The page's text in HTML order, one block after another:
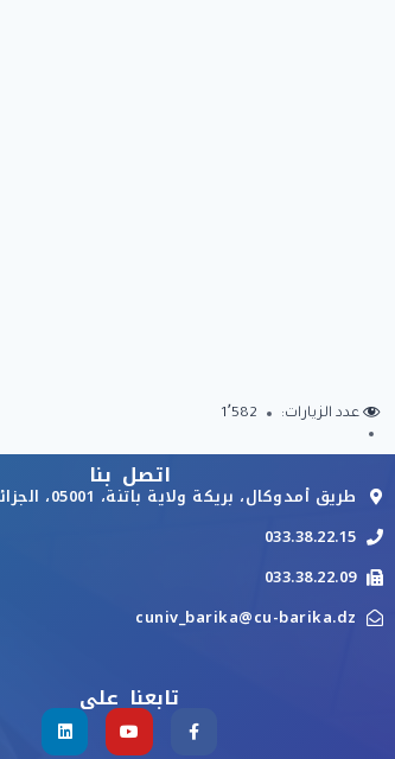
عدد الزيارات: 1٬582
اتصل بنا
طريق أمدوكال، بريكة ولاية باتنة، 05001، الجزائر
033.38.22.15
033.38.22.09
cuniv_barika@cu-barika.dz
تابعنا على